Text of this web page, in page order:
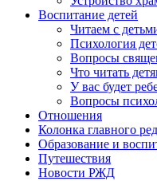
Воспитание детей
Читаем с
Психология
Вопросы
Что читать
У вас будет
Вопросы
Отношения
Колонка главного
Образование и
Путешествия
Новости РЖД